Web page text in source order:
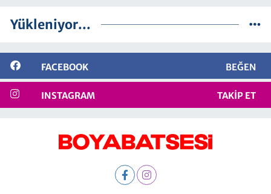
Yükleniyor...
FACEBOOK BEĞEN
INSTAGRAM TAKIP ET